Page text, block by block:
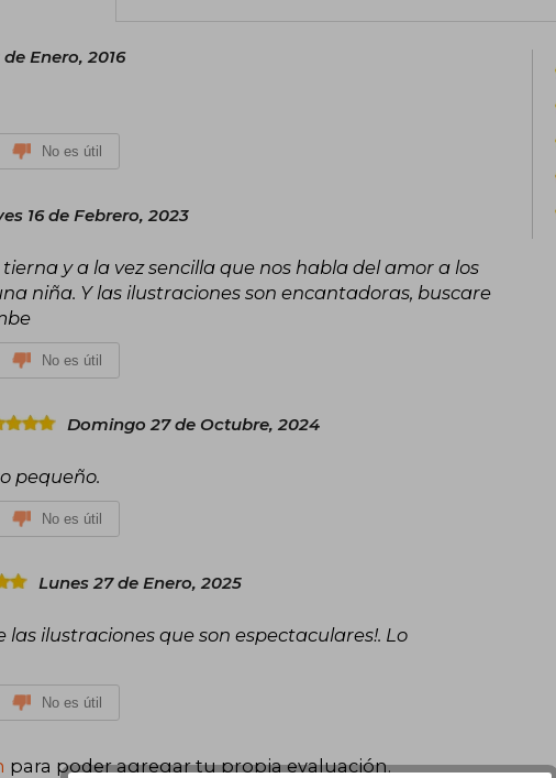
de Enero, 2016
No es útil
16 de Febrero, 2023
y a la vez sencilla que nos habla del amor a los
niña. Y las ilustraciones son encantadoras, buscare
No es útil
Domingo 27 de Octubre, 2024
pequeño.
No es útil
Lunes 27 de Enero, 2025
las ilustraciones que son espectaculares!. Lo
No es útil
para poder agregar tu propia evaluación.